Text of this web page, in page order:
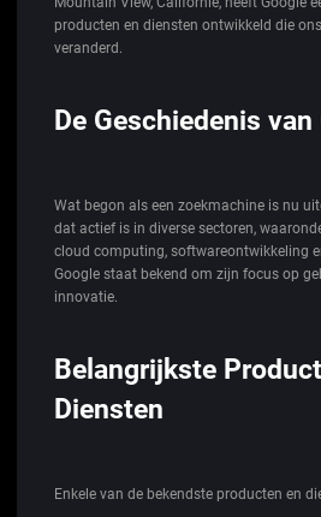
producten en diensten ontwikkeld die
veranderd.
De Geschiedenis van
Wat begon als een zoekmachine is nu
dat actief is in diverse sectoren,
cloud computing, softwareontwikkeling
Google staat bekend om zijn focus op
innovatie.
Belangrijkste
Diensten
Enkele van de bekendste producten en